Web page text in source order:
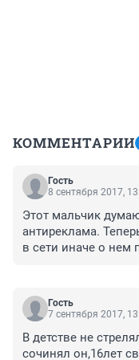
КОММЕНТАРИИ
Гость
8 сентября 2017,
Этот мальчик
антиреклама.
в сети иначе о нем
Гость
7 сентября 2017,
В детстве не
сочинял он,16лет